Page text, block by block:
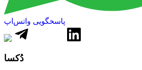
پاسخگویی واتس‌اپ
دُکسا